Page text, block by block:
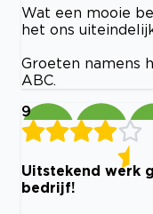
Wat een mooie
het ons
Groeten namens
ABC.
9
Uitstekend werk
bedrijf!